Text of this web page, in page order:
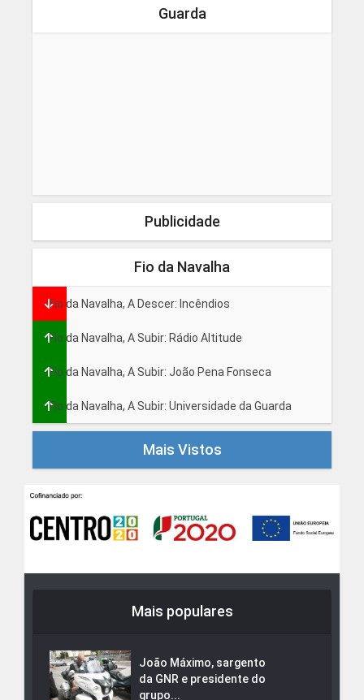
Guarda
Publicidade
Fio da Navalha
Fio da Navalha, A Descer: Incêndios
Fio da Navalha, A Subir: Rádio Altitude
Fio da Navalha, A Subir: João Pena Fonseca
Fio da Navalha, A Subir: Universidade da Guarda
Mais Vistos
Mais populares
João Máximo, sargento
da GNR e presidente do
grupo...